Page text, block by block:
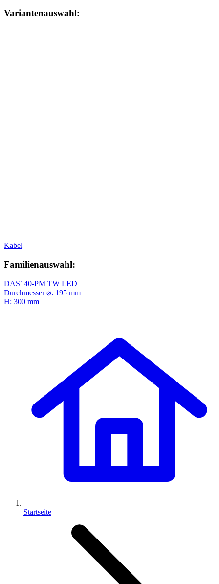
Variantenauswahl:
Kabel
Familienauswahl:
DAS140-PM TW LED
Durchmesser ⌀: 195 mm
H: 300 mm
Startseite